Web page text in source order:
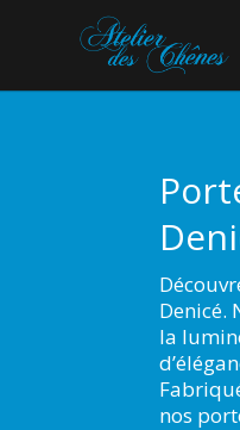
Denicé.
la
nos